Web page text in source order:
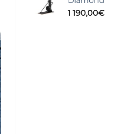
1 190,00€